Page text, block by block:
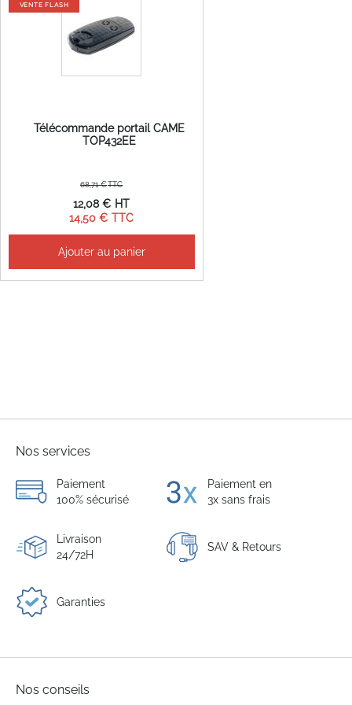
VENTE FLASH
Télécommande portail CAME
TOP432EE
Prix
Spécial
14,50 €
12,08 €
68,71 €
Ajouter au panier
Nos services
Paiement
100% sécurisé
Paiement en
3x sans frais
Livraison
24/72H
SAV & Retours
Garanties
Nos conseils